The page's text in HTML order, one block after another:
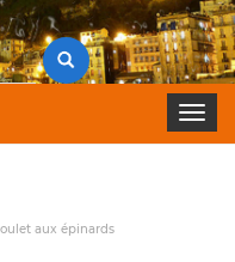
Toggle
aux épinards